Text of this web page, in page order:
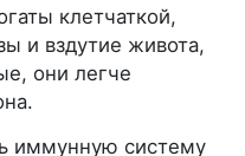
клетчаткой,
и вздутие живота,
они легче
иммунную систему